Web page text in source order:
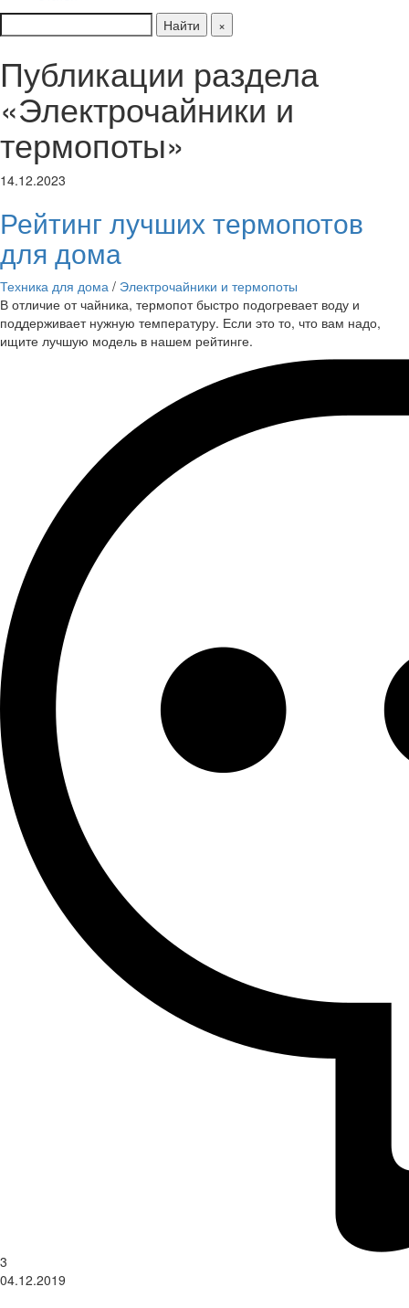
Найти
×
Публикации раздела
«Электрочайники и
термопоты»
14.12.2023
Рейтинг лучших термопотов
для дома
Техника для дома / Электрочайники и термопоты
В отличие от чайника, термопот быстро подогревает воду и
поддерживает нужную температуру. Если это то, что вам надо,
ищите лучшую модель в нашем рейтинге.
3
04.12.2019